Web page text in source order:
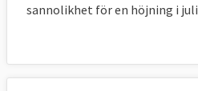
sannolikhet för en höjning i